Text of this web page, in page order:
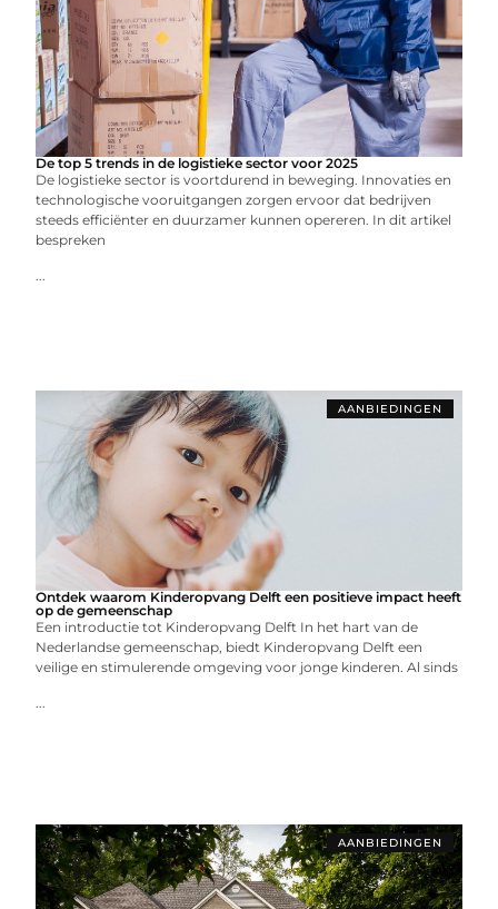
De top 5 trends in de logistieke sector voor 2025
De logistieke sector is voortdurend in beweging. Innovaties en
technologische vooruitgangen zorgen ervoor dat bedrijven
steeds efficiënter en duurzamer kunnen opereren. In dit artikel
bespreken
...
AANBIEDINGEN
Ontdek waarom Kinderopvang Delft een positieve impact heeft
op de gemeenschap
Een introductie tot Kinderopvang Delft In het hart van de
Nederlandse gemeenschap, biedt Kinderopvang Delft een
veilige en stimulerende omgeving voor jonge kinderen. Al sinds
...
AANBIEDINGEN